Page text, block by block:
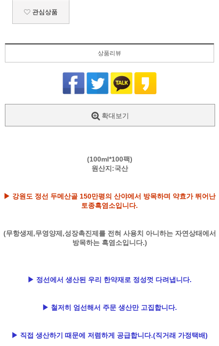
관심상품
상품리뷰
확대보기
(100ml*100팩)
원산지:국산
▶ 강원도 정선 두메산골 150만평의 산야에서 방목하며 약효가 뛰어난
토종흑염소입니다.
(무항생제,무영양제,성장촉진제를 전혀 사용치 아니하는 자연상태에서
방목하는 흑염소입니다.)
▶ 정선에서 생산된 우리 한약재로 정성껏 다려냅니다.
▶ 철저히 엄선해서 주문 생산만 고집합니다.
▶ 직접 생산하기 때문에 저렴하게 공급합니다.(직거래 가정택배)